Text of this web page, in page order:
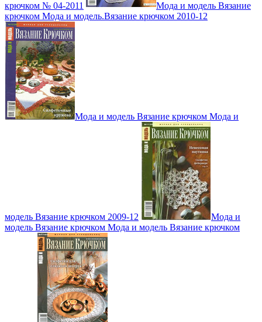
крючком № 04-2011
Мода и модель Вязание
крючком Мода и модель.Вязание крючком 2010-12
Мода и модель Вязание крючком Мода и
модель Вязание крючком 2009-12
Мода и
модель Вязание крючком Мода и модель Вязание крючком